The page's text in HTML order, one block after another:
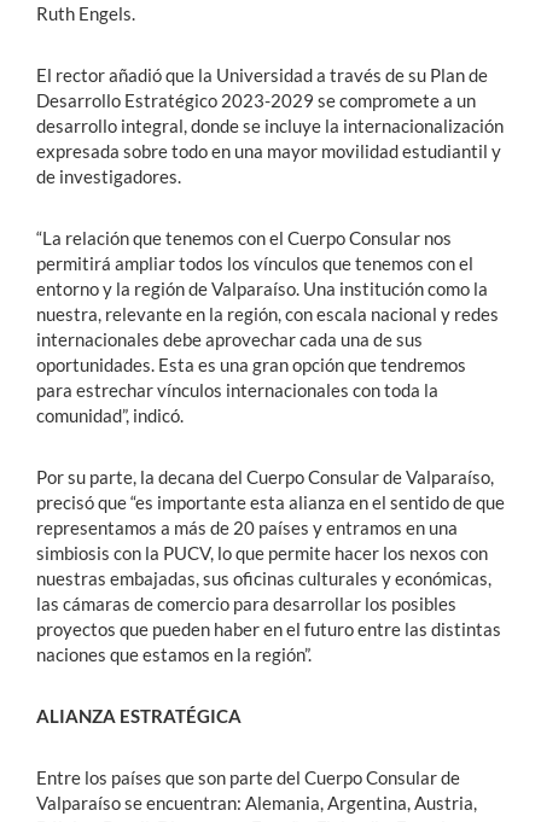
Ruth Engels.
El rector añadió que la Universidad a través de su Plan de
Desarrollo Estratégico 2023-2029 se compromete a un
desarrollo integral, donde se incluye la internacionalización
expresada sobre todo en una mayor movilidad estudiantil y
de investigadores.
“La relación que tenemos con el Cuerpo Consular nos
permitirá ampliar todos los vínculos que tenemos con el
entorno y la región de Valparaíso. Una institución como la
nuestra, relevante en la región, con escala nacional y redes
internacionales debe aprovechar cada una de sus
oportunidades. Esta es una gran opción que tendremos
para estrechar vínculos internacionales con toda la
comunidad”, indicó.
Por su parte, la decana del Cuerpo Consular de Valparaíso,
precisó que “es importante esta alianza en el sentido de que
representamos a más de 20 países y entramos en una
simbiosis con la PUCV, lo que permite hacer los nexos con
nuestras embajadas, sus oficinas culturales y económicas,
las cámaras de comercio para desarrollar los posibles
proyectos que pueden haber en el futuro entre las distintas
naciones que estamos en la región”.
ALIANZA ESTRATÉGICA
Entre los países que son parte del Cuerpo Consular de
Valparaíso se encuentran: Alemania, Argentina, Austria,